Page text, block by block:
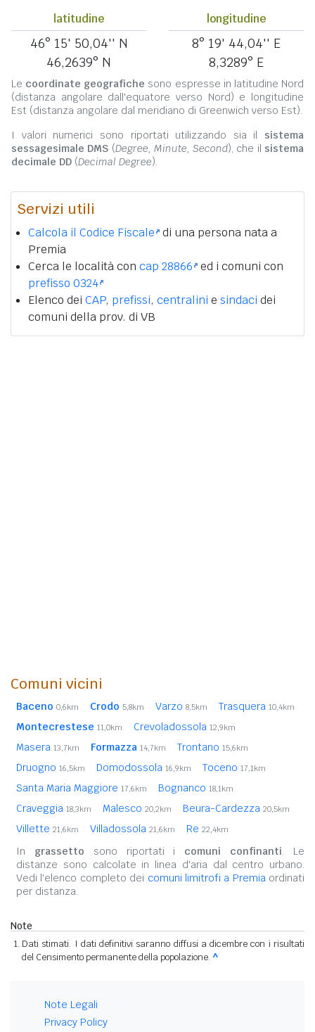
latitudine
46° 15' 50,04'' N
46,2639° N
longitudine
8° 19' 44,04'' E
8,3289° E
Le coordinate geografiche sono espresse in latitudine Nord
(distanza angolare dall'equatore verso Nord) e longitudine
Est (distanza angolare dal meridiano di Greenwich verso Est).
I valori numerici sono riportati utilizzando sia il sistema
sessagesimale DMS (Degree, Minute, Second), che il sistema
decimale DD (Decimal Degree).
Servizi utili
Calcola il Codice Fiscale di una persona nata a
Premia
Cerca le località con cap 28866 ed i comuni con
prefisso 0324
Elenco dei CAP, prefissi, centralini e sindaci dei
comuni della prov. di VB
Comuni vicini
Baceno 0,6km Crodo 5,8km Varzo 8,5km Trasquera 10,4km
Montecrestese 11,0km Crevoladossola 12,9km
Masera 13,7km Formazza 14,7km Trontano 15,6km
Druogno 16,5km Domodossola 16,9km Toceno 17,1km
Santa Maria Maggiore 17,6km Bognanco 18,1km
Craveggia 18,3km Malesco 20,2km Beura-Cardezza 20,5km
Villette 21,6km Villadossola 21,6km Re 22,4km
In grassetto sono riportati i comuni confinanti. Le
distanze sono calcolate in linea d'aria dal centro urbano.
Vedi l'elenco completo dei comuni limitrofi a Premiaordinati
per distanza.
Note
Dati stimati. I dati definitivi saranno diffusi a dicembre con i risultati
del Censimento permanente della popolazione. ^
Note Legali
Privacy Policy